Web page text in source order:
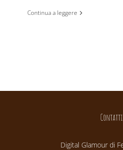
Continua a leggere
Contatti
Digital Glamour di